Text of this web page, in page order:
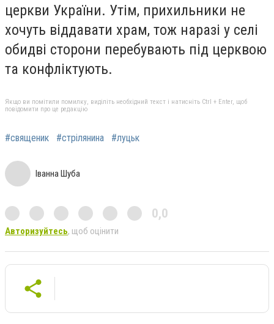
церкви України. Утім, прихильники не
хочуть віддавати храм, тож наразі у селі
обидві сторони перебувають під церквою
та конфліктують.
Якщо ви помітили помилку, виділіть необхідний текст і натисніть Ctrl + Enter, щоб
повідомити про це редакцію
#священик #стрілянина #луцьк
Іванна Шуба
0,0
Авторизуйтесь, щоб оцінити